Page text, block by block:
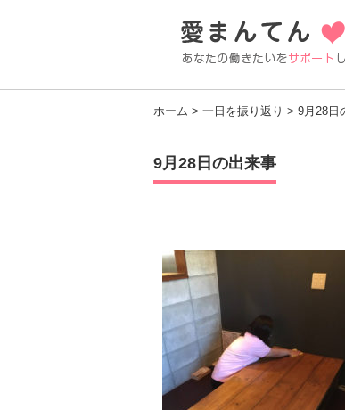
ホーム > 一日を振り返り > 9月28日
9月28日の出来事